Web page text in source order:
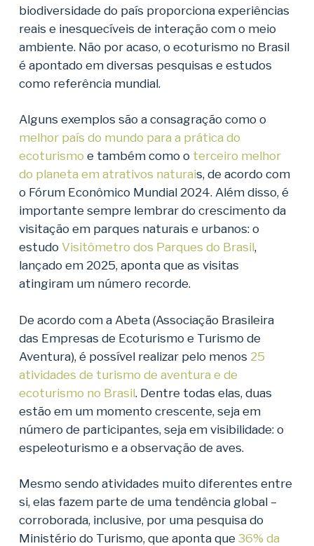
biodiversidade do país proporciona experiências
reais e inesquecíveis de interação com o meio
ambiente. Não por acaso, o ecoturismo no Brasil
é apontado em diversas pesquisas e estudos
como referência mundial.
Alguns exemplos são a consagração como o
melhor país do mundo para a prática do
ecoturismo e também como o terceiro melhor
do planeta em atrativos naturais, de acordo com
o Fórum Econômico Mundial 2024. Além disso, é
importante sempre lembrar do crescimento da
visitação em parques naturais e urbanos: o
estudo Visitômetro dos Parques do Brasil,
lançado em 2025, aponta que as visitas
atingiram um número recorde.
De acordo com a Abeta (Associação Brasileira
das Empresas de Ecoturismo e Turismo de
Aventura), é possível realizar pelo menos 25
atividades de turismo de aventura e de
ecoturismo no Brasil. Dentre todas elas, duas
estão em um momento crescente, seja em
número de participantes, seja em visibilidade: o
espeleoturismo e a observação de aves.
Mesmo sendo atividades muito diferentes entre
si, elas fazem parte de uma tendência global –
corroborada, inclusive, por uma pesquisa do
Ministério do Turismo, que aponta que 36% da